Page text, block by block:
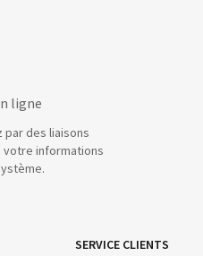
ligne
par des liaisons
votre informations
SERVICE CLIENTS